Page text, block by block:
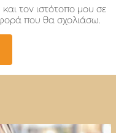
τον ιστότοπο μου σε
που θα σχολιάσω.